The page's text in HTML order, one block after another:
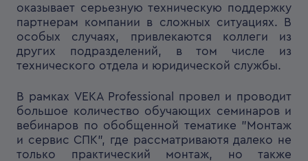
оказывает серьезную техническую поддержку
партнерам компании в сложных ситуациях. В
особых случаях, привлекаются коллеги из
других подразделений, в том числе из
технического отдела и юридической службы.
В рамках VEKA Professional провел и проводит
большое количество обучающих семинаров и
вебинаров по обобщенной тематике "Монтаж
и сервис СПК", где рассматриваютя далеко не
только практический монтаж, но также